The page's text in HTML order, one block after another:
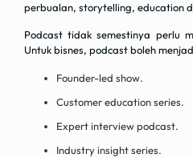
perbualan, storytelling, education
Podcast tidak semestinya perlu
Untuk bisnes, podcast boleh
Founder-led show.
Customer education series.
Expert interview podcast.
Industry insight series.